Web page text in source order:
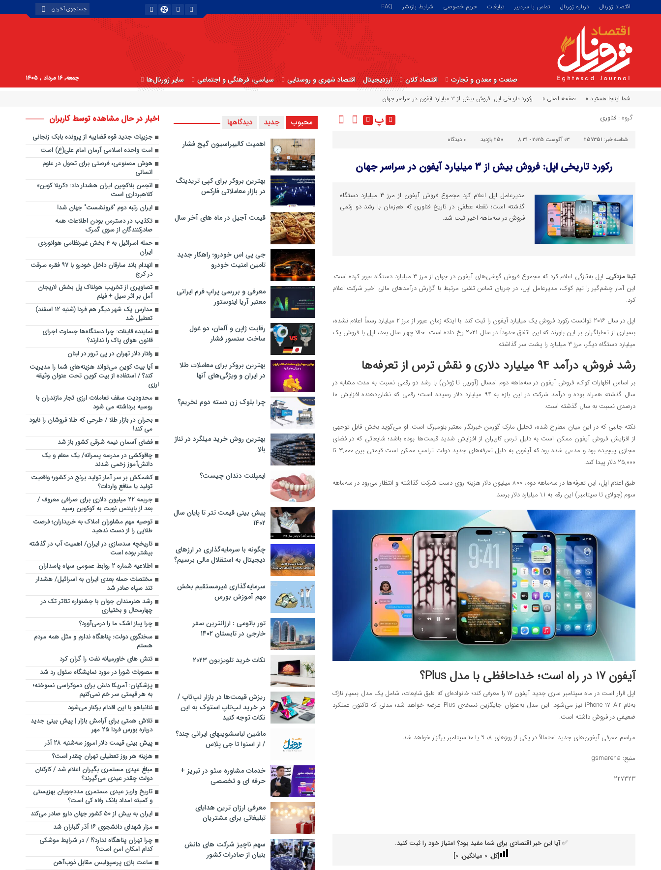
اقتصاد ژورنال درباره ژورنال تماس با سردبیر تبلیغات حریم خصوصی شرایط بازنشر FAQ
صنعت و معدن و تجارت اقتصاد کلان ارزدیجیتال اقتصاد شهری و روستایی سیاسی، فرهنگی و اجتماعی سایر ژورنال‌ها جمعه, ۱۶ مرداد , ۱۴۰۵
شما اینجا هستید » صفحه اصلی » رکورد تاریخی اپل: فروش بیش از ۳ میلیارد آیفون در سراسر جهان
گروه : فناوری پ
شناسه خبر: 257351 03 آگوست 2025 - 8:31 250 بازدید ۰ دیدگاه
رکورد تاریخی اپل: فروش بیش از ۳ میلیارد آیفون در سراسر جهان
مدیرعامل اپل اعلام کرد مجموع فروش آیفون از مرز ۳ میلیارد دستگاه
گذشته است؛ نقطه عطفی در تاریخ فناوری که هم‌زمان با رشد دو رقمی
فروش در سه‌ماهه اخیر ثبت شد.
تینا مزدکی_
اپل به‌تازگی اعلام کرد که مجموع فروش گوشی‌های آیفون در جهان از مرز ۳ میلیارد دستگاه عبور کرده است.
این آمار چشم‌گیر را تیم کوک، مدیرعامل اپل، در جریان تماس تلفنی مرتبط با گزارش درآمدهای مالی اخیر شرکت اعلام
کرد.
اپل در سال ۲۰۱۶ توانست رکورد فروش یک میلیارد آیفون را ثبت کند. با اینکه زمان عبور از مرز ۲ میلیارد رسماً اعلام نشده،
بسیاری از تحلیلگران بر این باورند که این اتفاق حدوداً در سال ۲۰۲۱ رخ داده است. حالا چهار سال بعد، اپل با فروش یک
میلیارد دستگاه دیگر، مرز ۳ میلیارد را پشت سر گذاشته.
رشد فروش، درآمد ۹۴ میلیارد دلاری و نقش ترس از تعرفه‌ها
بر اساس اظهارات کوک، فروش آیفون در سه‌ماهه دوم امسال (آوریل تا ژوئن) با رشد دو رقمی نسبت به مدت مشابه در
سال گذشته همراه بوده و درآمد شرکت در این بازه به ۹۴ میلیارد دلار رسیده است؛ رقمی که نشان‌دهنده افزایش ۱۰
درصدی نسبت به سال گذشته است.
نکته جالبی که در این میان مطرح شده، تحلیل مارک گورمن خبرنگار معتبر بلومبرگ است. او می‌گوید بخش قابل توجهی
از افزایش فروش آیفون ممکن است به دلیل ترس کاربران از افزایش شدید قیمت‌ها بوده باشد؛ شایعاتی که در فضای
مجازی پیچیده بود و مدعی شده بود که آیفون به دلیل تعرفه‌های جدید دولت ترامپ ممکن است قیمتی بین ۳,۰۰۰ تا
۲۵,۰۰۰ دلار پیدا کند!
طبق اعلام اپل، این تعرفه‌ها در سه‌ماهه دوم، ۸۰۰ میلیون دلار هزینه روی دست شرکت گذاشته و انتظار می‌رود در سه‌ماهه
سوم (جولای تا سپتامبر) این رقم به ۱.۱ میلیارد دلار برسد.
آیفون ۱۷ در راه است؛ خداحافظی با مدل Plus؟
اپل قرار است در ماه سپتامبر سری جدید آیفون ۱۷ را معرفی کند؛ خانواده‌ای که طبق شایعات، شامل یک مدل بسیار نازک
به‌نام iPhone ۱۷ Air نیز می‌شود. این مدل به‌عنوان جایگزین نسخه‌ی Plus عرضه خواهد شد؛ مدلی که تاکنون عملکرد
ضعیفی در فروش داشته است.
مراسم معرفی آیفون‌های جدید احتمالاً در یکی از روزهای ۸، ۹ یا ۱۰ سپتامبر برگزار خواهد شد.
منبع: gsmarena
۲۲۷۳۲۳
✅ آیا این خبر اقتصادی برای شما مفید بود؟ امتیاز خود را ثبت کنید.
[کل: 0 میانگین: 0
]
محبوب جدید دیدگاهها
اهمیت کالیبراسیون گیج فشار
بهترین بروکر برای کپی‌ تریدینگ
در بازار معاملاتی فارکس
قیمت آجیل در ماه های آخر سال
جی پی اس خودرو؛ راهکار جدید
تامین امنیت خودرو
معرفی و بررسی پراپ فرم ایرانی
معتبر آریا اینوستور
رقابت ژاپن و آلمان، دو غول
ساخت سنسور فشار
بهترین بروکر برای معاملات طلا
در ایران و ویژگی‌های آنها
چرا بلوک زن دسته دوم نخریم؟
بهترین روش خرید میلگرد در تناژ
بالا
ایمپلنت دندان چیست؟
پیش بینی قیمت تتر تا پایان سال
۱۴۰۲
چگونه با سرمایه‌گذاری در ارزهای
دیجیتال به استقلال مالی برسیم؟
سرمایه‌گذاری غیرمستقیم بخش
مهم آموزش بورس
تور باتومی : ارزانترین سفر
خارجی در تابستان ۱۴۰۲
نکات خرید تلویزیون ۲۰۲۳
ریزش قیمت‌ها در بازار لپ‌تاپ /
در خرید لپ‌تاپ استوک به این
نکات توجه کنید
ماشین لباسشویی‎های ایرانی چند؟
/ از اسنوا تا جی پلاس
خدمات مشاوره سئو در تبریز +
حرفه ای و تخصصی
معرفی ارزان ترین هدایای
تبلیغاتی برای مشتریان
سهم ناچیز شرکت های دانش
بنیان از صادرات کشور
اخبار در حال مشاهده توسط کاربران
جزییات جدید قوه قضاییه از پرونده بابک زنجانی
امت واحده اسلامی آرمان امام علی(ع) است
هوش مصنوعی، فرصتی برای تحول در علوم
انسانی
انجمن بلاکچین ایران هشدار داد: «کربلا کوین»
کلاهبرداری است
ایران رتبه دوم "فرونشست" جهان شد!
تکذیب در دسترس بودن اطلاعات همه
صادرکنندگان از سوی گمرک
حمله اسرائیل به ۴ بخش غیرنظامی هوانوردی
ایران
انهدام باند سارقان داخل خودرو با ۹۷ فقره سرقت
در کرج
تصاویری از تخریب هولناک پل بخش لاریجان
آمل بر اثر سیل + فیلم
مدارس یک شهر دیگر هم فردا (شنبه ۱۲ اسفند)
تعطیل شد
نماینده قاینات: چرا دستگاه‌ها جسارت اجرای
قانون هوای پاک را ندارند؟
رفتار دلار تهران در پی ترور در لبنان
آیا بیت کوین می‌تواند هزینه‌های شما را مدیریت
کند؟ / استفاده از بیت‌ کوین تحت عنوان وثیقه
ارزی
محدودیت سقف تعاملات ارزی تجار مازندران با
روسیه برداشته می شود
بحران در بازار طلا / طرحی که طلا فروشان را نابود
می کند!
فضای آسمان نیمه شرقی کشور باز شد
چاقوکشی در مدرسه پسرانه/ یک معلم و یک
دانش‌آموز زخمی شدند
کشمکش بر سر آمار تولید برنج در کشور؛ واقعیت
تولید یا منافع واردات؟
جریمه ۲۲ میلیون دلاری برای صرافی معروف /
بعد از بایننس نوبت به کوکوین رسید
توصیه مهم مشاوران املاک به خریداران؛ فرصت
طلایی را از دست ندهید
تاریخچه سدسازی در ایران/ اهمیت آب در گذشته
بیشتر بوده است
اطلاعیه شماره ۲ روابط عمومی سپاه پاسداران
مختصات حمله بعدی ایران به اسرائیل/ هشدار
تند سپاه صادر شد
رشد هنرمندان جوان با جشنواره تئاتر تک در
چهارمحال و بختیاری
چرا پیاز اشک ما را درمی‌آورد؟
سخنگوی دولت: پناهگاه ندارم و مثل همه مردم
هستم
تنش های خاورمیانه نفت را گران کرد
مصوبات شورا در مورد نمایشگاه سئول رد شد
پزشکیان: آمریکا دلش برای دموکراسی نسوخته؛
به هر قیمتی سر خم نمی‌کنیم
نتانیاهو با این اقدام برکنار می‌شود
تلاش همتی برای آرامش بازار | پیش بینی جدید
درباره بورس فردا ۲۵ مهر
پیش بینی قیمت دلار امروز سه‌شنبه ۲۸ آذر
هزینه هر روز تعطیلی تهران چقدر است؟
مبلغ عیدی مستمری بگیران اعلام شد / کارکنان
دولت چقدر عیدی می‌گیرند؟
تاریخ واریز عیدی مستمری مددجویان بهزیستی
و کمیته امداد بانک رفاه کی است؟
ایران به بیش از ۵۰ کشور جهان دارو صادر می‌کند
مزار شهدای دانشجوی ۱۶ آذر گلباران شد
چرا تهران پناهگاه ندارد؟! / در شرایط موشکی
کدام امکان امن است؟
ساعت بازی پرسپولیس مقابل ذوب‌آهن